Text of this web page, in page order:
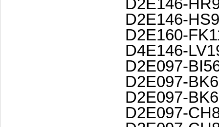
D2E146-
D2E146-
D2E160-
D4E146-
D2E097-
D2E097-
D2E097-
D2E097-